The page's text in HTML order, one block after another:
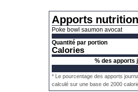
Apports
Poke bowl saumon avocat
Quantité par portion
Calories
% des apports
* Le pourcentage des apports
calculé sur une base de 2000